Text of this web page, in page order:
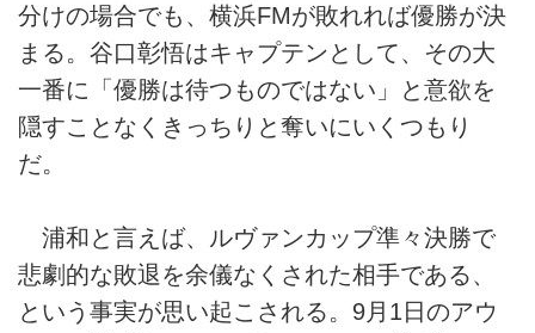
分けの場合でも、横浜FMが敗れれば優勝が決
まる。谷口彰悟はキャプテンとして、その大
一番に「優勝は待つものではない」と意欲を
隠すことなくきっちりと奪いにいくつもり
だ。
浦和と言えば、ルヴァンカップ準々決勝で
悲劇的な敗退を余儀なくされた相手である、
という事実が思い起こされる。9月1日のアウ